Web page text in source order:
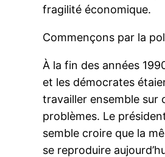
fragilité économique.
Commençons par la
À la fin des années
et les démocrates
travailler ensemble sur
problèmes. Le
semble croire que la
se reproduire